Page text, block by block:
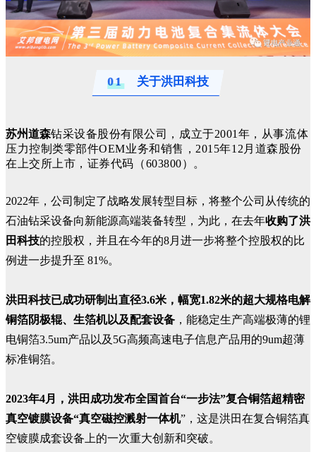
01 关于洪田科技
苏州道森钻采设备股份有限公司，成立于2001年，从事流体
压力控制类零部件OEM业务和销售，2015年12月道森股份
在上交所上市，证券代码（603800）。
2022年，公司制定了战略发展转型目标，将整个公司从传统的
石油钻采设备向新能源高端装备转型，为此，在去年收购了洪
田科技的控股权，并且在今年的8月进一步将整个控股权的比
例进一步提升至 81%。
洪田科技已成功研制出直径3.6米，幅宽1.82米的超大规格电解
铜箔阴极辊、生箔机以及配套设备 ，能稳定生产高端极薄的锂
电铜箔3.5um产品以及5G高频高速电子信息产品用的9um超薄
标准铜箔。
2023年4月，洪田成功发布全国首台“一步法”复合铜箔超精密
真空镀膜设备“真空磁控溅射一体机”，这是洪田在复合铜箔真
空镀膜成套设备上的一次重大创新和突破。